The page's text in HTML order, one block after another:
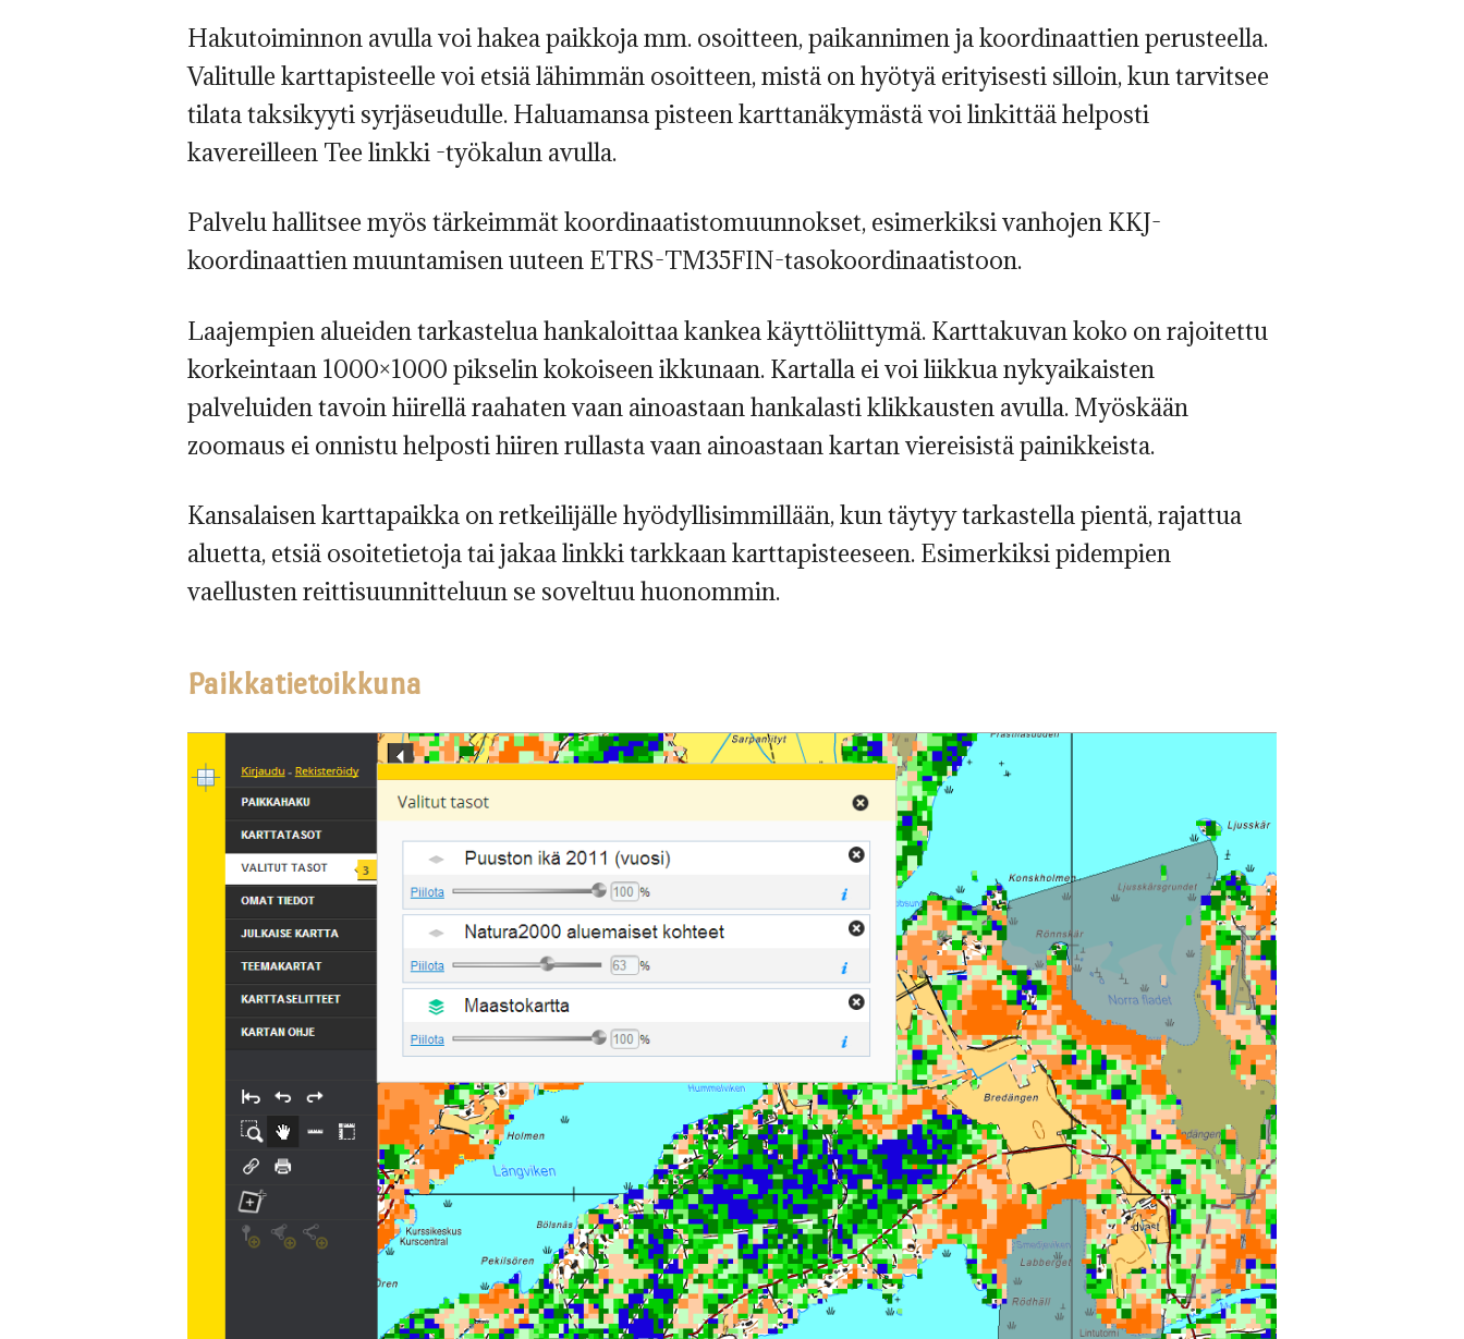
Hakutoiminnon avulla voi hakea paikkoja mm. osoitteen, paikannimen ja koordinaattien perusteella.
Valitulle karttapisteelle voi etsiä lähimmän osoitteen, mistä on hyötyä erityisesti silloin, kun tarvitsee
tilata taksikyyti syrjäseudulle. Haluamansa pisteen karttanäkymästä voi linkittää helposti
kavereilleen Tee linkki -työkalun avulla.
Palvelu hallitsee myös tärkeimmät koordinaatistomuunnokset, esimerkiksi vanhojen KKJ-
koordinaattien muuntamisen uuteen ETRS-TM35FIN-tasokoordinaatistoon.
Laajempien alueiden tarkastelua hankaloittaa kankea käyttöliittymä. Karttakuvan koko on rajoitettu
korkeintaan 1000×1000 pikselin kokoiseen ikkunaan. Kartalla ei voi liikkua nykyaikaisten
palveluiden tavoin hiirellä raahaten vaan ainoastaan hankalasti klikkausten avulla. Myöskään
zoomaus ei onnistu helposti hiiren rullasta vaan ainoastaan kartan viereisistä painikkeista.
Kansalaisen karttapaikka on retkeilijälle hyödyllisimmillään, kun täytyy tarkastella pientä, rajattua
aluetta, etsiä osoitetietoja tai jakaa linkki tarkkaan karttapisteeseen. Esimerkiksi pidempien
vaellusten reittisuunnitteluun se soveltuu huonommin.
Paikkatietoikkuna